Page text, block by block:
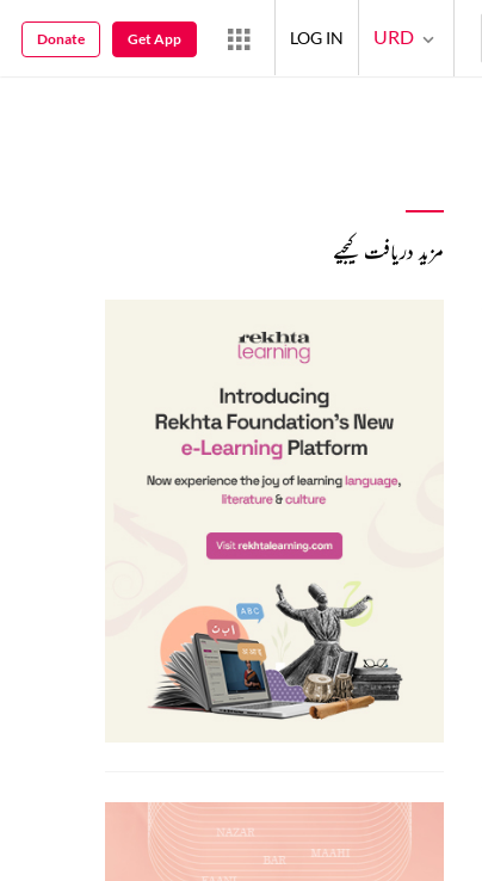
مزید دریافت کیجیے
URD
LOG IN
Get App
Donate